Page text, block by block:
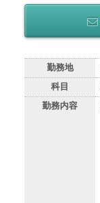
勤務地
科目
勤務内容